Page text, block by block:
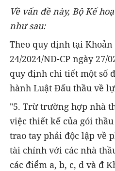
Về vấn đề này, Bộ Kế
như sau:
Theo quy định tại
24/2024/NĐ-CP ngày 27/
quy định chi tiết một số
hành Luật Đấu thầu về
"5. Trừ trường hợp nhà
việc thiết kế của gói thầu
trao tay phải độc lập về
tài chính với các nhà
các điểm a, b, c, d và đ